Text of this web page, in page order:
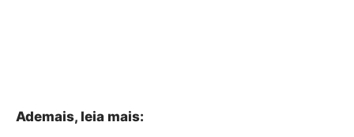
Ademais, leia mais: